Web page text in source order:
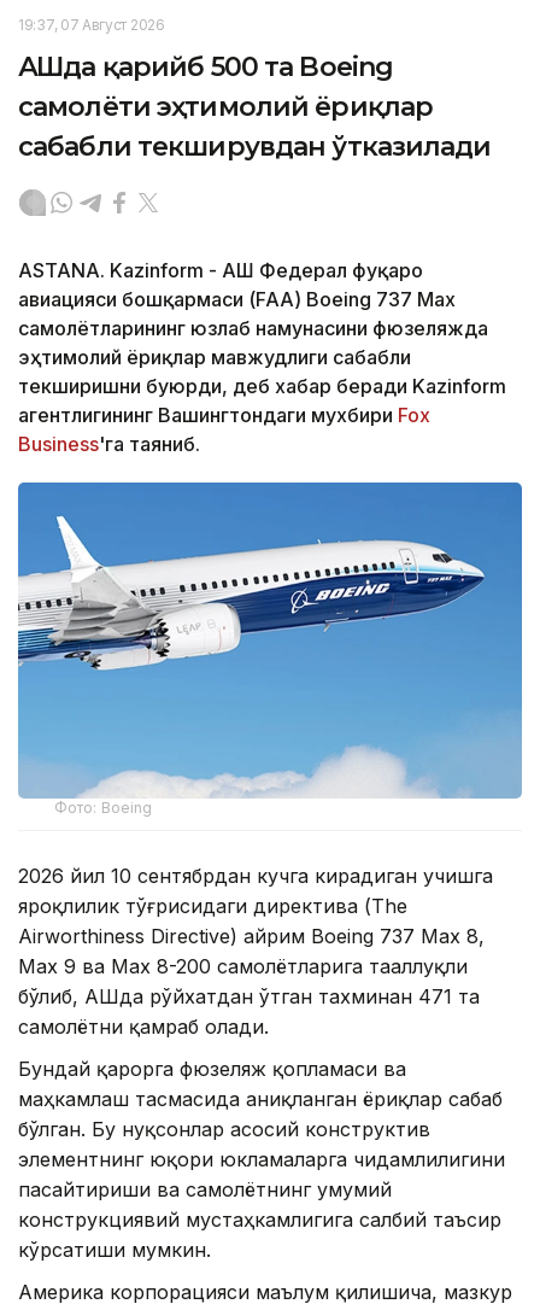
19:37, 07 Август 2026
АҚШда қарийб 500 та Boeing
самолёти эҳтимолий ёриқлар
сабабли текширувдан ўтказилади
ASTANA. Kazinform - АҚШ Федерал фуқаро
авиацияси бошқармаси (FAA) Boeing 737 Max
самолётларининг юзлаб намунасини фюзеляжда
эҳтимолий ёриқлар мавжудлиги сабабли
текширишни буюрди, деб хабар беради Kazinform
агентлигининг Вашингтондаги мухбири Fox
Business'га таяниб.
Фото: Boeing
2026 йил 10 сентябрдан кучга кирадиган учишга
яроқлилик тўғрисидаги директива (The
Airworthiness Directive) айрим Boeing 737 Max 8,
Max 9 ва Max 8-200 самолётларига тааллуқли
бўлиб, АҚШда рўйхатдан ўтган тахминан 471 та
самолётни қамраб олади.
Бундай қарорга фюзеляж қопламаси ва
маҳкамлаш тасмасида аниқланган ёриқлар сабаб
бўлган. Бу нуқсонлар асосий конструктив
элементнинг юқори юкламаларга чидамлилигини
пасайтириши ва самолётнинг умумий
конструкциявий мустаҳкамлигига салбий таъсир
кўрсатиши мумкин.
Америка корпорацияси маълум қилишича, мазкур